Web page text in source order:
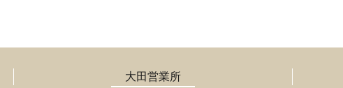
大田営業所